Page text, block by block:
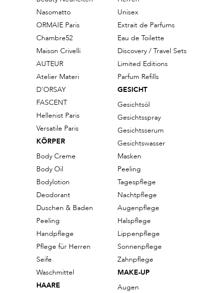
Nasomatto
ORMAIE Paris
Chambre52
Maison Crivelli
AUTEUR
Atelier Materi
D'ORSAY
FASCENT
Hellenist Paris
Versatile Paris
KÖRPER
Body Creme
Body Oil
Bodylotion
Deodorant
Duschen & Baden
Peeling
Handpflege
Pflege für Herren
Seife
Waschmittel
HAARE
Unisex
Extrait de Parfums
Eau de Toilette
Discovery / Travel Sets
Limited Editions
Parfum Refills
GESICHT
Gesichtsöl
Gesichtsspray
Gesichtsserum
Gesichtswasser
Masken
Peeling
Tagespflege
Nachtpflege
Augenpflege
Halspflege
Lippenpflege
Sonnenpflege
Zahnpflege
MAKE-UP
Augen